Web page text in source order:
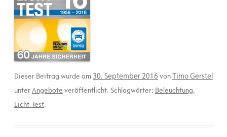
Dieser Beitrag wurde am 30. September 2016 vonTimo Gerstel
unterAngebote veröffentlicht. Schlagwörter: Beleuchtung,
Licht-Test.